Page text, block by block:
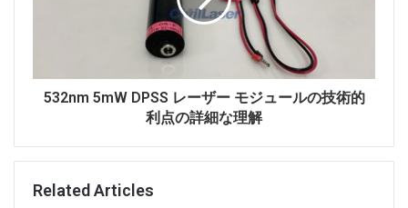
532nm 5mW DPSS レーザー モジュールの技術的
利点の詳細な理解
Related Articles